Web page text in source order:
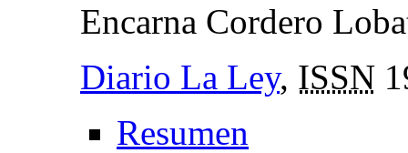
Encarna Cordero
Diario La Ley, ISSN
Resumen